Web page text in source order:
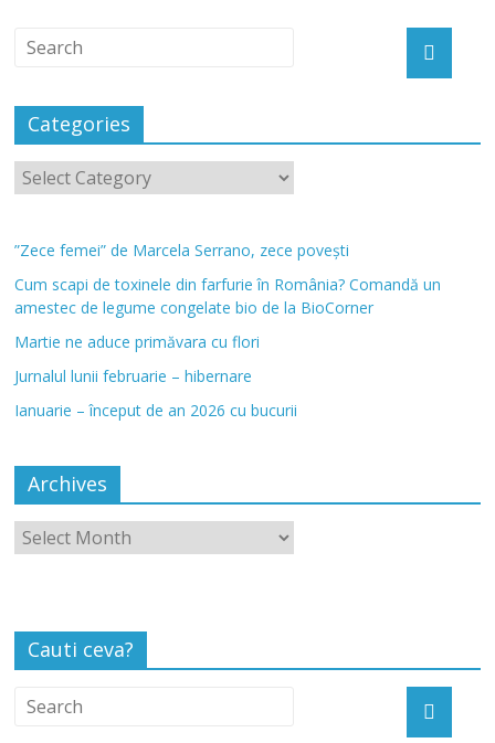
Categories
”Zece femei” de Marcela Serrano, zece povești
Cum scapi de toxinele din farfurie în România? Comandă un
amestec de legume congelate bio de la BioCorner
Martie ne aduce primăvara cu flori
Jurnalul lunii februarie – hibernare
Ianuarie – început de an 2026 cu bucurii
Archives
Cauti ceva?